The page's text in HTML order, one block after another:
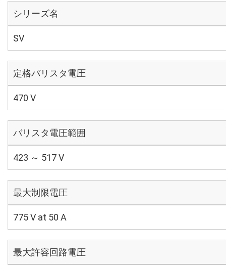
シリーズ名
SV
定格バリスタ電圧
470 V
バリスタ電圧範囲
423 ～ 517 V
最大制限電圧
775 V at 50 A
最大許容回路電圧